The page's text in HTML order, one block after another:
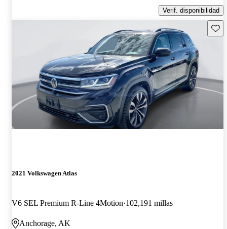
Verif. disponibilidad
2021 Volkswagen Atlas
V6 SEL Premium R-Line 4Motion 102,191 millas
Anchorage, AK